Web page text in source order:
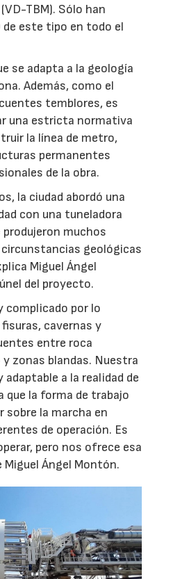
TBM). Sólo han
de este tipo en todo el
se adapta a la geología
Además, como el
temblores, es
una estricta normativa
la línea de metro,
permanentes
de la obra.
la ciudad abordó una
con una tuneladora
muchos
geológicas
Miguel Ángel
del proyecto.
complicado por lo
cavernas y
entre roca
zonas blandas. Nuestra
a la realidad de
que la forma de trabajo
sobre la marcha en
de operación. Es
pero nos ofrece esa
Miguel Ángel Montón.